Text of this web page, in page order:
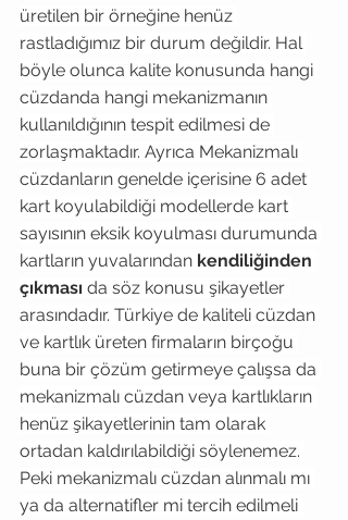
üretilen bir örneğine henüz
rastladığımız bir durum değildir. Hal
böyle olunca kalite konusunda hangi
cüzdanda hangi mekanizmanın
kullanıldığının tespit edilmesi de
zorlaşmaktadır. Ayrıca Mekanizmalı
cüzdanların genelde içerisine 6 adet
kart koyulabildiği modellerde kart
sayısının eksik koyulması durumunda
kartların yuvalarından kendiliğinden
çıkması da söz konusu şikayetler
arasındadır. Türkiye de kaliteli cüzdan
ve kartlık üreten firmaların birçoğu
buna bir çözüm getirmeye çalışsa da
mekanizmalı cüzdan veya kartlıkların
henüz şikayetlerinin tam olarak
ortadan kaldırılabildiği söylenemez.
Peki mekanizmalı cüzdan alınmalı mı
ya da alternatifler mi tercih edilmeli